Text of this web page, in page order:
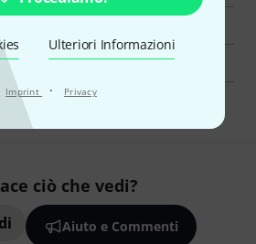
Ulteriori Informazioni
Imprint · Privacy
del produttore per Vision Ears
Professionale PA in generale
ciò che vedi?
Aiuto e Commenti